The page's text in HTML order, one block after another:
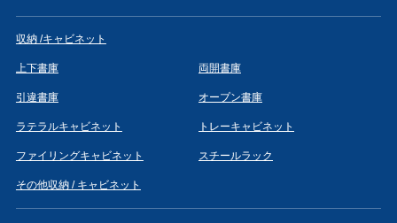
収納 /キャビネット
上下書庫 両開書庫
引違書庫 オープン書庫
ラテラルキャビネット トレーキャビネット
ファイリングキャビネット スチールラック
その他収納 / キャビネット